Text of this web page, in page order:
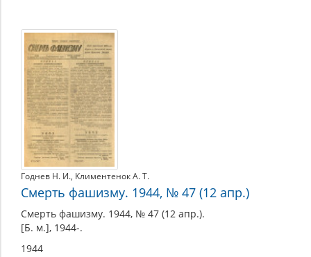
Годнев Н. И., Климентенок А. Т.
Смерть фашизму. 1944, № 47 (12 апр.)
Смерть фашизму. 1944, № 47 (12 апр.).
[Б. м.], 1944-.
1944